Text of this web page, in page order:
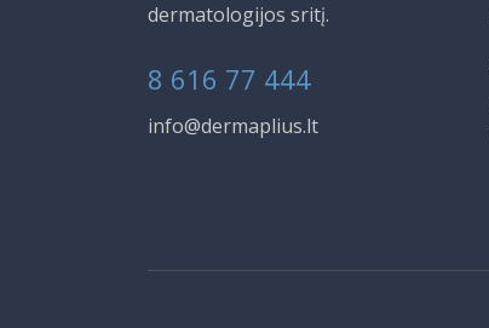
dermatologijos sritį.
8 616 77 444
info@dermaplius.lt